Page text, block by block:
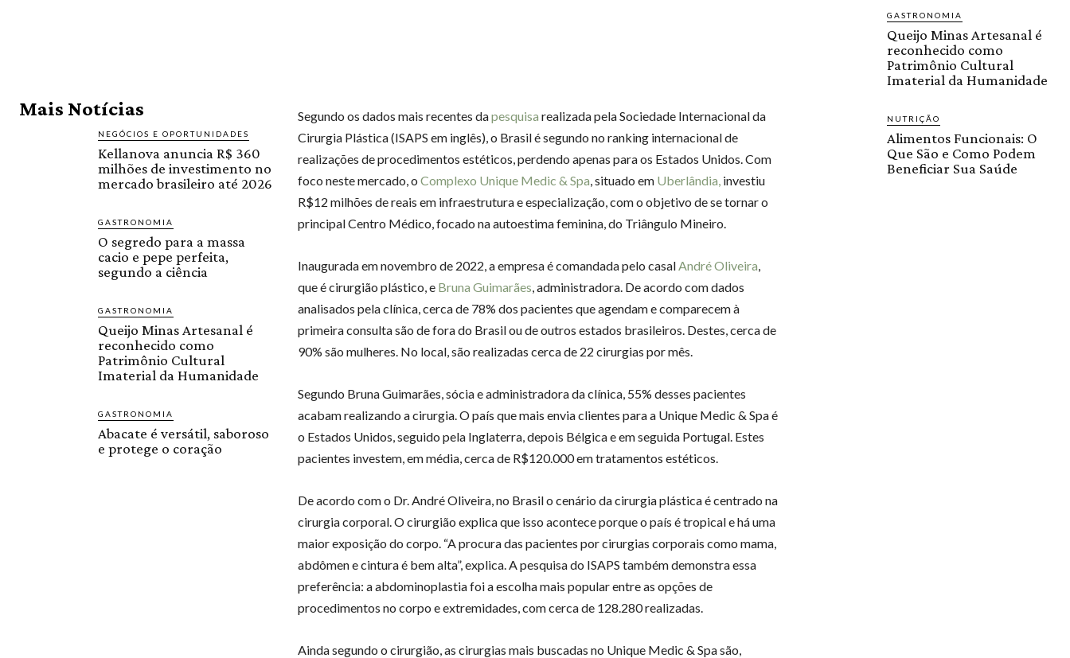
Mais Notícias
NEGÓCIOS E OPORTUNIDADES
Kellanova anuncia R$ 360
milhões de investimento no
mercado brasileiro até 2026
GASTRONOMIA
O segredo para a massa
cacio e pepe perfeita,
segundo a ciência
GASTRONOMIA
Queijo Minas Artesanal é
reconhecido como
Patrimônio Cultural
Imaterial da Humanidade
GASTRONOMIA
Abacate é versátil, saboroso
e protege o coração
Segundo os dados mais recentes dapesquisa realizada pela Sociedade Internacional da
Cirurgia Plástica (ISAPS em inglês), o Brasil é segundo no ranking internacional de
realizações de procedimentos estéticos, perdendo apenas para os Estados Unidos. Com
foco neste mercado, o Complexo Unique Medic & Spa, situado em Uberlândia, investiu
R$12 milhões de reais em infraestrutura e especialização, com o objetivo de se tornar o
principal Centro Médico, focado na autoestima feminina, do Triângulo Mineiro.
Inaugurada em novembro de 2022, a empresa é comandada pelo casalAndré Oliveira,
que é cirurgião plástico, e Bruna Guimarães, administradora. De acordo com dados
analisados pela clínica, cerca de 78% dos pacientes que agendam e comparecem à
primeira consulta são de fora do Brasil ou de outros estados brasileiros. Destes, cerca de
90% são mulheres. No local, são realizadas cerca de 22 cirurgias por mês.
Segundo Bruna Guimarães, sócia e administradora da clínica, 55% desses pacientes
acabam realizando a cirurgia. O país que mais envia clientes para a Unique Medic & Spa é
o Estados Unidos, seguido pela Inglaterra, depois Bélgica e em seguida Portugal. Estes
pacientes investem, em média, cerca de R$120.000 em tratamentos estéticos.
De acordo com o Dr. André Oliveira, no Brasil o cenário da cirurgia plástica é centrado na
cirurgia corporal. O cirurgião explica que isso acontece porque o país é tropical e há uma
maior exposição do corpo. “A procura das pacientes por cirurgias corporais como mama,
abdômen e cintura é bem alta”, explica. A pesquisa do ISAPS também demonstra essa
preferência: a abdominoplastia foi a escolha mais popular entre as opções de
procedimentos no corpo e extremidades, com cerca de 128.280 realizadas.
Ainda segundo o cirurgião, as cirurgias mais buscadas no Unique Medic & Spa são,
GASTRONOMIA
Queijo Minas Artesanal é
reconhecido como
Patrimônio Cultural
Imaterial da Humanidade
NUTRIÇÃO
Alimentos Funcionais: O
Que São e Como Podem
Beneficiar Sua Saúde